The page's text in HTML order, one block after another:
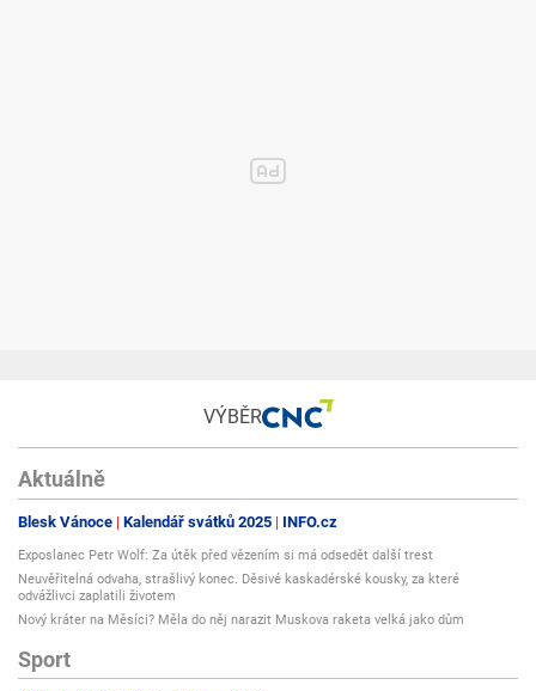
VÝBĚR
Aktuálně
Blesk Vánoce Kalendář svátků 2025 INFO.cz
Exposlanec Petr Wolf: Za útěk před vězením si má odsedět další trest
Neuvěřitelná odvaha, strašlivý konec. Děsivé kaskadérské kousky, za které
odvážlivci zaplatili životem
Nový kráter na Měsíci? Měla do něj narazit Muskova raketa velká jako dům
Sport